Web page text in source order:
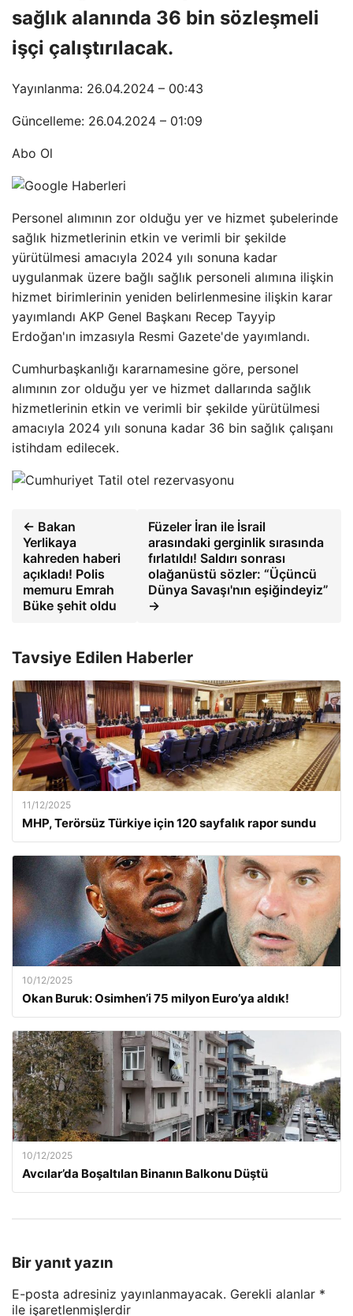
sağlık alanında 36 bin sözleşmeli
işçi çalıştırılacak.
Yayınlanma: 26.04.2024 – 00:43
Güncelleme: 26.04.2024 – 01:09
Abo Ol
Personel alımının zor olduğu yer ve hizmet şubelerinde
sağlık hizmetlerinin etkin ve verimli bir şekilde
yürütülmesi amacıyla 2024 yılı sonuna kadar
uygulanmak üzere bağlı sağlık personeli alımına ilişkin
hizmet birimlerinin yeniden belirlenmesine ilişkin karar
yayımlandı AKP Genel Başkanı Recep Tayyip
Erdoğan'ın imzasıyla Resmi Gazete'de yayımlandı.
Cumhurbaşkanlığı kararnamesine göre, personel
alımının zor olduğu yer ve hizmet dallarında sağlık
hizmetlerinin etkin ve verimli bir şekilde yürütülmesi
amacıyla 2024 yılı sonuna kadar 36 bin sağlık çalışanı
istihdam edilecek.
← Bakan
Yerlikaya
kahreden haberi
açıkladı! Polis
memuru Emrah
Büke şehit oldu
Füzeler İran ile İsrail
arasındaki gerginlik sırasında
fırlatıldı! Saldırı sonrası
olağanüstü sözler: “Üçüncü
Dünya Savaşı'nın eşiğindeyiz”
→
Tavsiye Edilen Haberler
11/12/2025
MHP, Terörsüz Türkiye için 120 sayfalık rapor sundu
10/12/2025
Okan Buruk: Osimhen’i 75 milyon Euro’ya aldık!
10/12/2025
Avcılar’da Boşaltılan Binanın Balkonu Düştü
Bir yanıt yazın
E-posta adresiniz yayınlanmayacak. Gerekli alanlar *
ile işaretlenmişlerdir